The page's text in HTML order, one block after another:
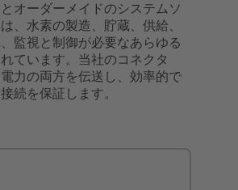
オーダーメイドのシステムソ
、水素の製造、貯蔵、供給、
監視と制御が必要なあらゆる
ています。当社のコネクタ
力の両方を伝送し、効率的で
続を保証します。